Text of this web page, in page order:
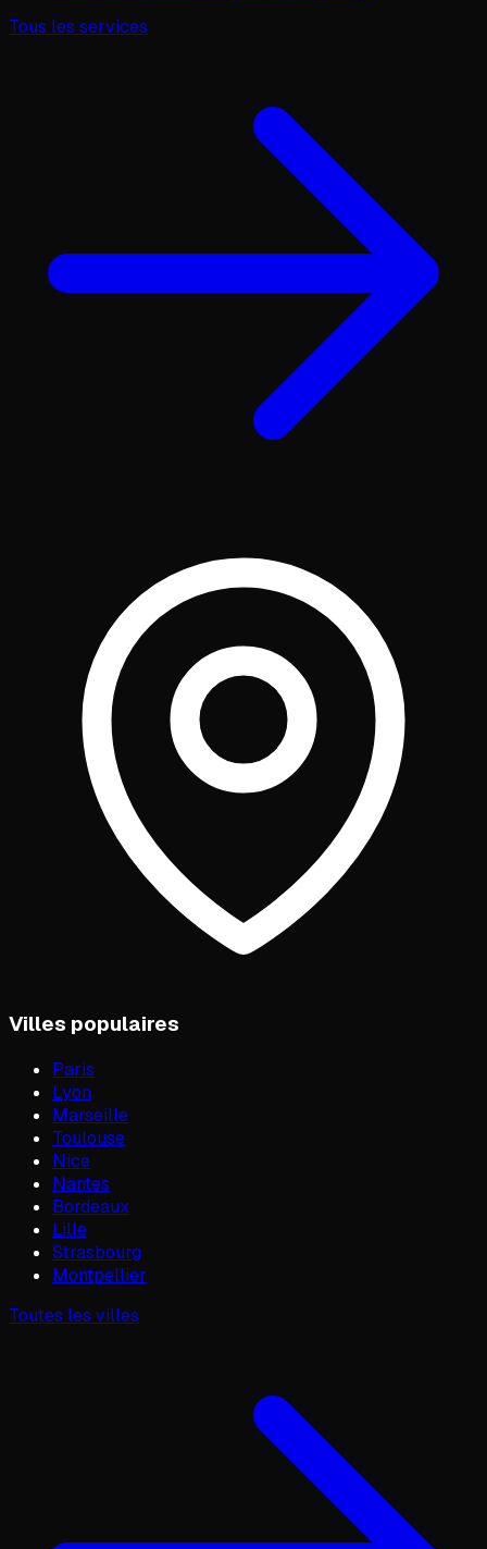
Tous les services
Villes populaires
Paris
Lyon
Marseille
Toulouse
Nice
Nantes
Bordeaux
Lille
Strasbourg
Montpellier
Toutes les villes